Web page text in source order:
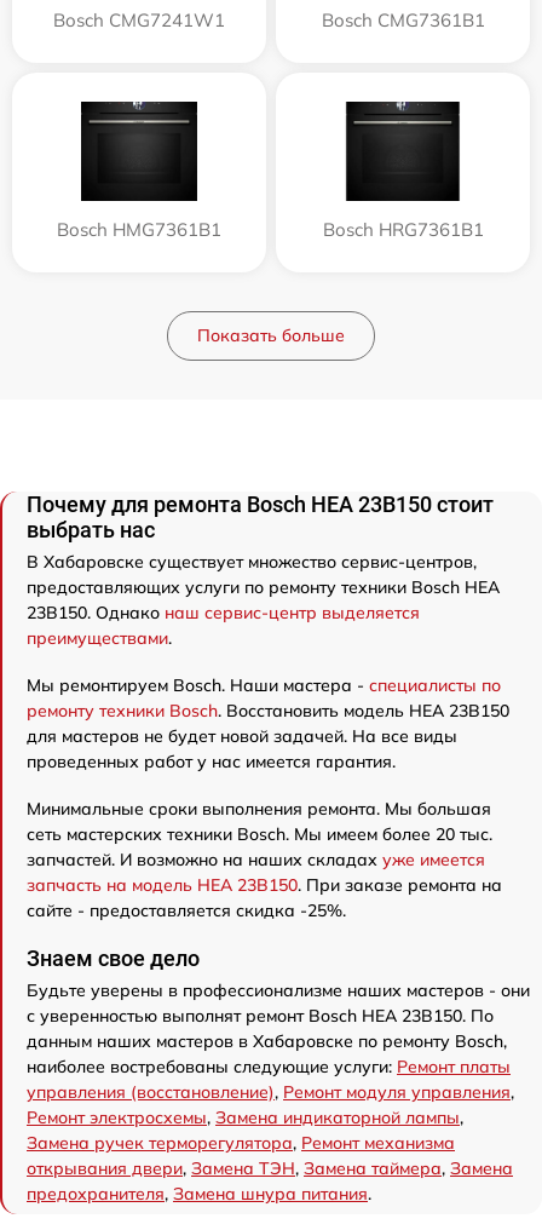
Bosch CMG7241W1 Bosch CMG7361B1
Bosch HMG7361B1 Bosch HRG7361B1
Показать больше
Почему для ремонта Bosch HEA 23B150 стоит
выбрать нас
В Хабаровске существует множество сервис-центров,
предоставляющих услуги по ремонту техники Bosch HEA
23B150. Однако наш сервис-центр выделяется
преимуществами.
Мы ремонтируем Bosch. Наши мастера - специалисты по
ремонту техники Bosch. Восстановить модель HEA 23B150
для мастеров не будет новой задачей. На все виды
проведенных работ у нас имеется гарантия.
Минимальные сроки выполнения ремонта. Мы большая
сеть мастерских техники Bosch. Мы имеем более 20 тыс.
запчастей. И возможно на наших складах уже имеется
запчасть на модель HEA 23B150. При заказе ремонта на
сайте - предоставляется скидка -25%.
Знаем свое дело
Будьте уверены в профессионализме наших мастеров - они
с уверенностью выполнят ремонт Bosch HEA 23B150. По
данным наших мастеров в Хабаровске по ремонту Bosch,
наиболее востребованы следующие услуги: Ремонт платы
управления (восстановление), Ремонт модуля управления,
Ремонт электросхемы, Замена индикаторной лампы,
Замена ручек терморегулятора, Ремонт механизма
открывания двери, Замена ТЭН, Замена таймера, Замена
предохранителя, Замена шнура питания.